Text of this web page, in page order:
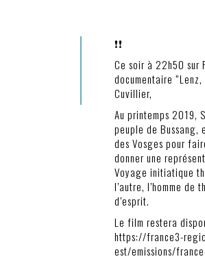
❗️❗️
Ce soir à 22h50 sur
documentaire
Cuvillier,
Au printemps 2019,
peuple de Bussang,
des Vosges pour
donner une
Voyage initiatique
l’autre, l’homme
d’esprit.
Le film restera
https://france3-
est/emissions/